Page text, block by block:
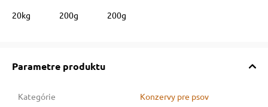
20kg 200g 200g
Parametre produktu
Kategórie Konzervy pre psov